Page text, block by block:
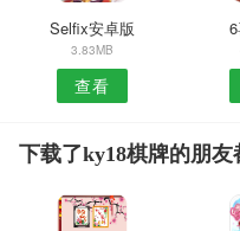
Selfix安卓版
3.83MB
查看
下载了ky18棋牌的朋友